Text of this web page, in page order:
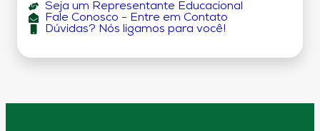
Seja um Representante Educacional
Fale Conosco - Entre em Contato
Dúvidas? Nós ligamos para você!